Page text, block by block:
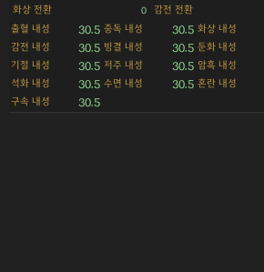
화상 전환 0 감전 전환
출혈 내성 30.5 중독 내성 30.5 화상 내성
감전 내성 30.5 빙결 내성 30.5 둔화 내성
기절 내성 30.5 저주 내성 30.5 암흑 내성
석화 내성 30.5 수면 내성 30.5 혼란 내성
구속 내성 30.5